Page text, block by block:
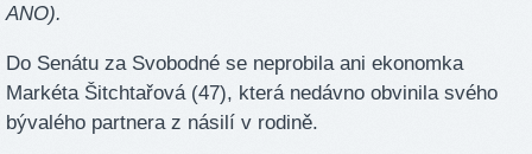
ANO).
Do Senátu za Svobodné se neprobila ani ekonomka
Markéta Šitchtařová (47), která nedávno obvinila svého
bývalého partnera z násilí v rodině.